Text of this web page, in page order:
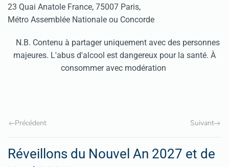
23 Quai Anatole France, 75007 Paris,
Métro Assemblée Nationale ou Concorde
N.B. Contenu à partager uniquement avec des personnes
majeures. L'abus d'alcool est dangereux pour la santé. À
consommer avec modération
Précédent Suivant
Réveillons du Nouvel An 2027 et de